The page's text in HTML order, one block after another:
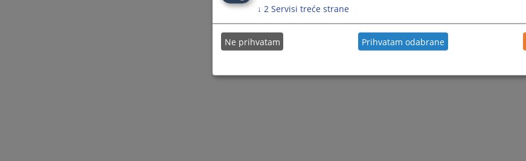
↓ 2 Servisi treće strane
Ne prihvatam Prihvatam odabrane